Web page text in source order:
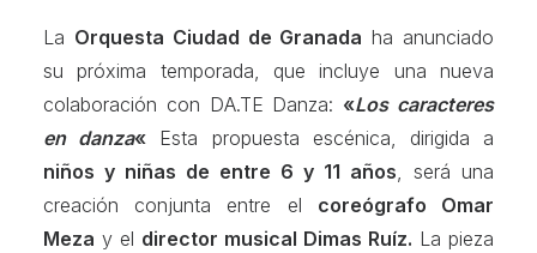
La Orquesta Ciudad de Granada ha anunciado
su próxima temporada, que incluye una nueva
colaboración con DA.TE Danza: «Los caracteres
en danza« Esta propuesta escénica, dirigida a
niños y niñas de entre 6 y 11 años, será una
creación conjunta entre el coreógrafo Omar
Meza y el director musical Dimas Ruíz. La pieza